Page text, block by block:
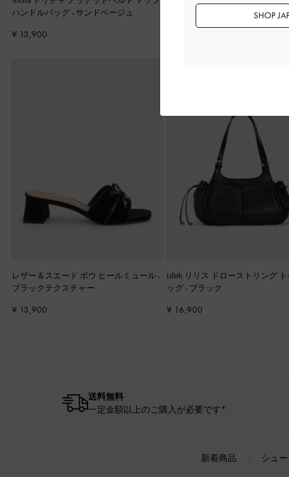
ハンドルバッグ -サンドベージュ
¥ 13,900
ピーカンブラウン
レザー＆スエード ボウ ヒールミュール -
ブラックテクスチャー
¥ 13,900
Lillith リリス ドローストリング
ッグ - ブラック
¥ 16,900
送料無料
一定金額以上のご購入が必要です*
新着商品 シュ
SHOP